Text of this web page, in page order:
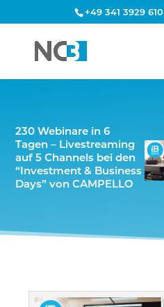
+49 341 3929 610
230 Webinare in 6
Tagen – Livestreaming
auf 5 Channels bei den
“Investment & Business
Days” von CAMPELLO